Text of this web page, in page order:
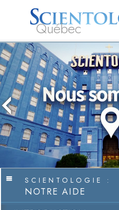
Québec
À
notre
sujet
L. Ron Hubbard
Qu’est-ce que la
Scientologie ?
SCIENTOLOGIE :
NOTRE AIDE